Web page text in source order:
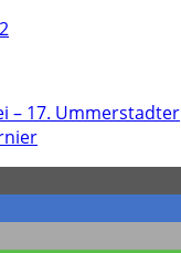
– 17. Ummerstadter